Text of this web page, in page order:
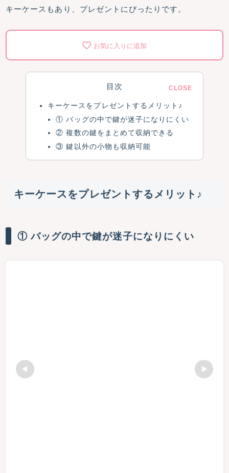
キーケースもあり、プレゼントにぴったりです。
お気に入りに追加
目次
キーケースをプレゼントするメリット♪
① バッグの中で鍵が迷子になりにくい
② 複数の鍵をまとめて収納できる
③ 鍵以外の小物も収納可能
キーケースをプレゼントするメリット♪
① バッグの中で鍵が迷子になりにくい